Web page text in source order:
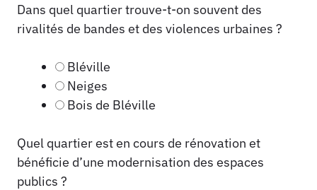
Dans quel quartier trouve-t-on souvent des
rivalités de bandes et des violences urbaines ?
Bléville
Neiges
Bois de Bléville
Quel quartier est en cours de rénovation et
bénéficie d’une modernisation des espaces
publics ?